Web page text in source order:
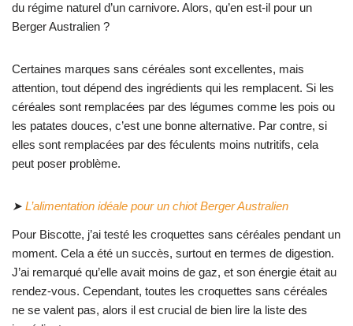
du régime naturel d’un carnivore. Alors, qu’en est-il pour un
Berger Australien ?
Certaines marques sans céréales sont excellentes, mais
attention, tout dépend des ingrédients qui les remplacent. Si les
céréales sont remplacées par des légumes comme les pois ou
les patates douces, c’est une bonne alternative. Par contre, si
elles sont remplacées par des féculents moins nutritifs, cela
peut poser problème.
➤ L’alimentation idéale pour un chiot Berger Australien
Pour Biscotte, j’ai testé les croquettes sans céréales pendant un
moment. Cela a été un succès, surtout en termes de digestion.
J’ai remarqué qu’elle avait moins de gaz, et son énergie était au
rendez-vous. Cependant, toutes les croquettes sans céréales
ne se valent pas, alors il est crucial de bien lire la liste des